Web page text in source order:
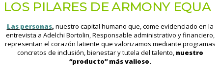
LOS PILARES DE ARMONY EQUA
Las personas,nuestro capital humano que, come evidenciado en la
entrevista a Adelchi Bortolin, Responsable administrativo y financiero,
representan el corazón latiente que valorizamos mediante programas
concretos de inclusión, bienestar y tutela del talento, nuestro
“producto” más valioso.